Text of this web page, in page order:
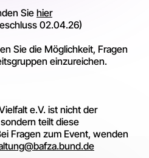
Sie hier
02.04.26)
Sie die Möglichkeit, Fragen
einzureichen.
e.V. ist nicht der
teilt diese
Fragen zum Event, wenden